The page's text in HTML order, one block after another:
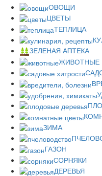
ОВОЩИ
ЦВЕТЫ
ТЕПЛИЦА
ЗЕЛЕНАЯ АПТЕКА
ЖИВОТНЫЕ
ЗИМА
ГАЗОН
СОРНЯКИ
ДЕРЕВЬЯ